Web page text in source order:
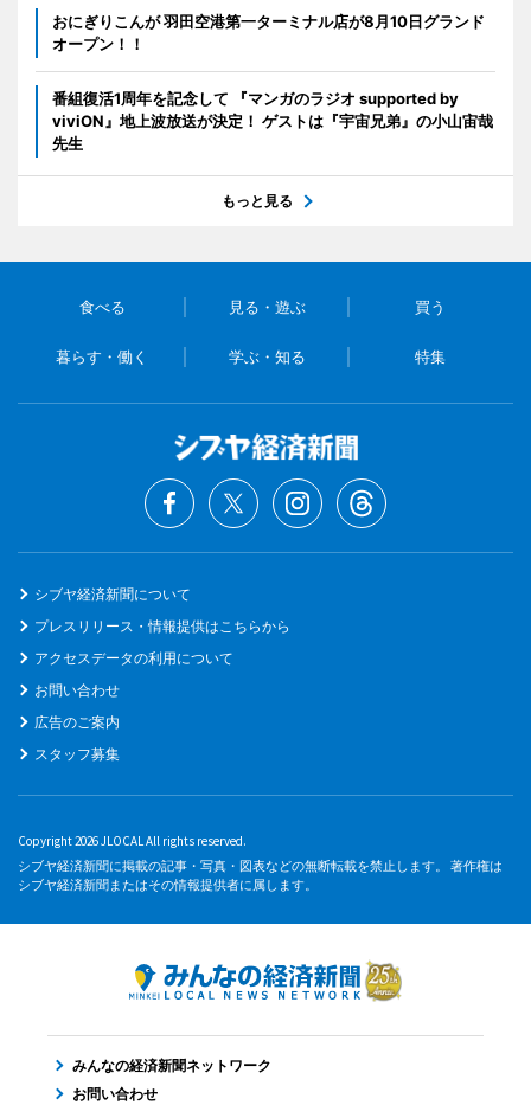
おにぎりこんが 羽田空港第一ターミナル店が8月10日グランド
オープン！！
番組復活1周年を記念して 『マンガのラジオ supported by
viviON』地上波放送が決定！ ゲストは『宇宙兄弟』の小山宙哉
先生
もっと見る
食べる 見る・遊ぶ 買う
暮らす・働く 学ぶ・知る 特集
シブヤ経済新聞について
プレスリリース・情報提供はこちらから
アクセスデータの利用について
お問い合わせ
広告のご案内
スタッフ募集
Copyright 2026 JLOCAL All rights reserved.
シブヤ経済新聞に掲載の記事・写真・図表などの無断転載を禁止します。 著作権は
シブヤ経済新聞またはその情報提供者に属します。
みんなの経済新聞ネットワーク
お問い合わせ